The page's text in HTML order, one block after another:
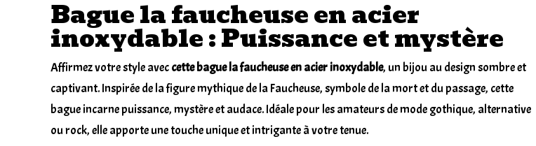
Bague la faucheuse en acier
inoxydable : Puissance et mystère
Affirmez votre style aveccettebague la faucheuse en acier inoxydable, un bijou au design sombre et
captivant. Inspirée de la figure mythique de la Faucheuse, symbole de la mort et du passage, cette
bague incarne puissance, mystère et audace. Idéale pour les amateurs de mode gothique, alternative
ou rock, elle apporte une touche unique et intrigante à votre tenue.